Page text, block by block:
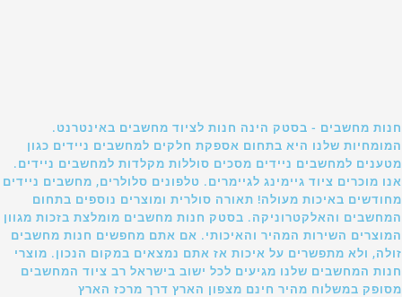
חנות מחשבים - בסטק הינה חנות לציוד מחשבים באינטרנט.
המומחיות שלנו היא בתחום אספקת חלקים למחשבים ניידים כגון
מטענים למחשבים ניידים מסכים סוללות מקלדות למחשבים ניידים.
אנו מוכרים ציוד גיימינג לגיימרים. טלפונים סלולרים, מחשבים ניידים
מחודשים באיכות מעולה! תאורה סולרית ומוצרים נוספים בתחום
המחשבים והאלקטרוניקה. בסטק חנות מחשבים מומלצת בזכות מגוון
המוצרים השירות המהיר והאיכותי. אם אתם מחפשים חנות מחשבים
זולה, ולא מתפשרים על איכות אז אתם נמצאים במקום הנכון. מוצרי
חנות המחשבים שלנו מגיעים לכל ישוב בישראל רב ציוד המחשבים
מסופק במשלוח מהיר חינם מצפון הארץ דרך מרכז הארץ